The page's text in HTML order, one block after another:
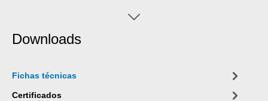
Downloads
Fichas técnicas
Certificados